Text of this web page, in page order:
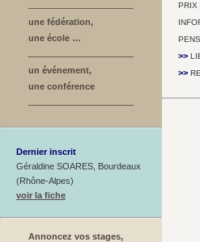
une fédération,
une école …
un événement,
une conférence
Dernier inscrit
Géraldine SOARES, Bourdeaux
(Rhône-Alpes)
voir la fiche
Annoncez vos stages,
PRIX
>>
>>